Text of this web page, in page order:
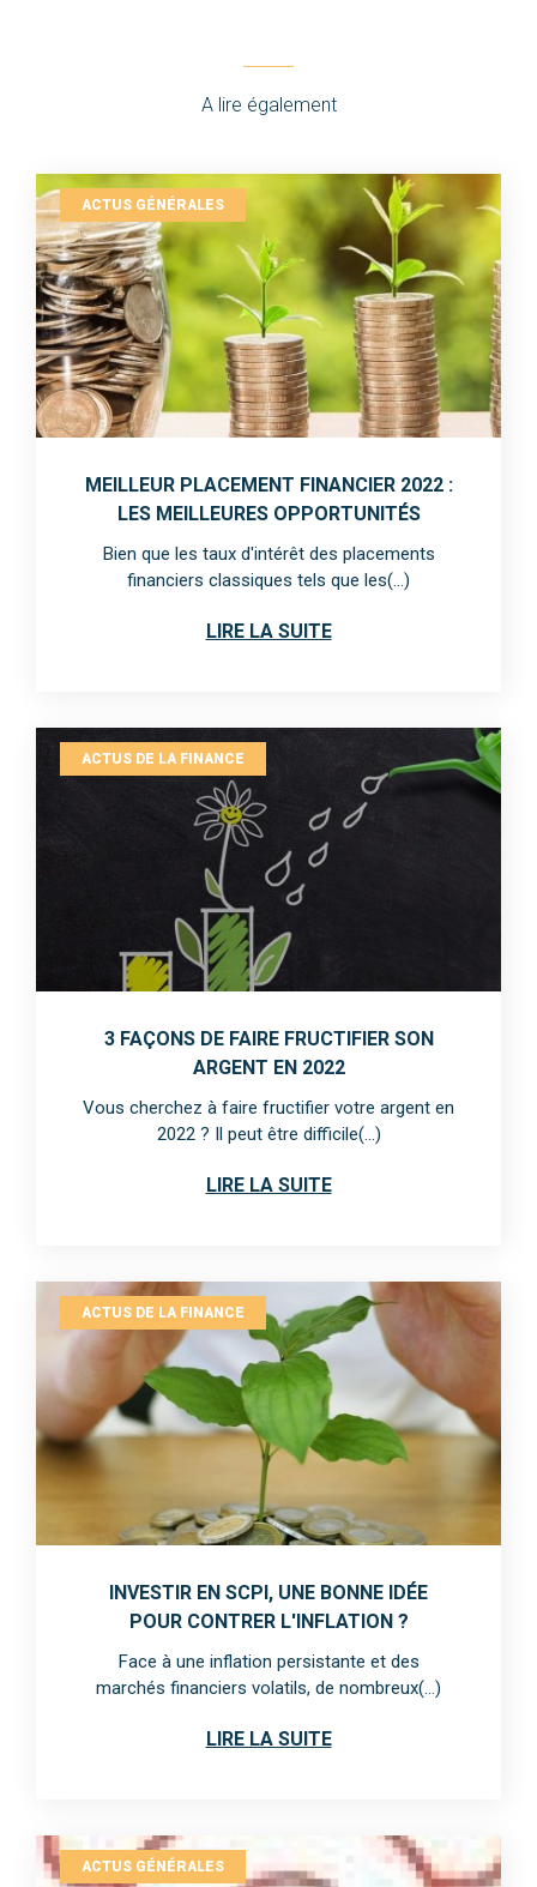
A lire également
ACTUS GÉNÉRALES
MEILLEUR PLACEMENT FINANCIER 2022 :
LES MEILLEURES OPPORTUNITÉS
Bien que les taux d'intérêt des placements
financiers classiques tels que les(...)
LIRE LA SUITE
ACTUS DE LA FINANCE
3 FAÇONS DE FAIRE FRUCTIFIER SON
ARGENT EN 2022
Vous cherchez à faire fructifier votre argent en
2022 ? Il peut être difficile(...)
LIRE LA SUITE
ACTUS DE LA FINANCE
INVESTIR EN SCPI, UNE BONNE IDÉE
POUR CONTRER L'INFLATION ?
Face à une inflation persistante et des
marchés financiers volatils, de nombreux(...)
LIRE LA SUITE
ACTUS GÉNÉRALES